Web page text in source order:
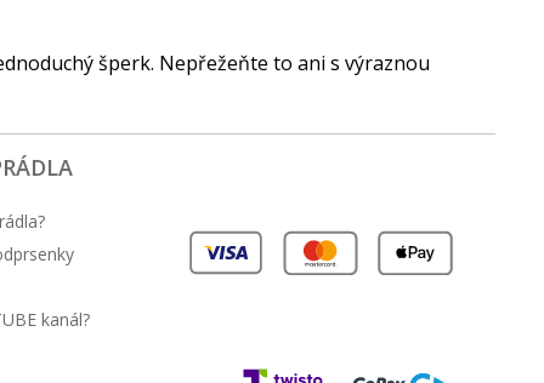
šperk. Nepřežeňte to ani s výraznou
kanál?